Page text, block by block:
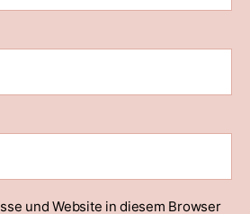
und Website in diesem Browser